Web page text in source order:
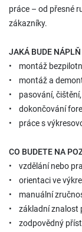
práce – od přesné
zákazníky.
JAKÁ BUDE NÁPLŇ
• montáž
• montáž a
• pasování,
• dokončování
• práce s
CO BUDETE NA
• vzdělání nebo
• orientaci ve
• manuální
• základní znalost
• zodpovědný